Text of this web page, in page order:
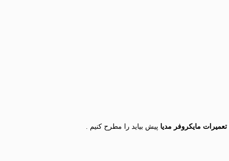
تعمیرات مایکروفر مدیا پیش بیاید را مطرح کنیم .